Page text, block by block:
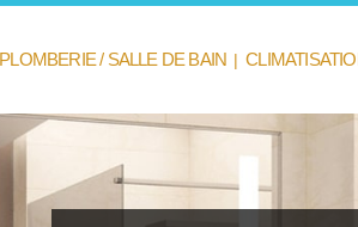
PLOMBERIE / SALLE DE BAIN |